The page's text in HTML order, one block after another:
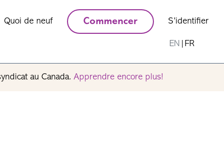
Quoi de neuf Commencer S’identifier
EN FR
au Canada. Apprendre encore plus!